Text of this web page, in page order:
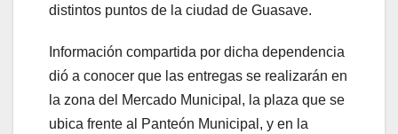
distintos puntos de la ciudad de Guasave.
Información compartida por dicha dependencia
dió a conocer que las entregas se realizarán en
la zona del Mercado Municipal, la plaza que se
ubica frente al Panteón Municipal, y en la